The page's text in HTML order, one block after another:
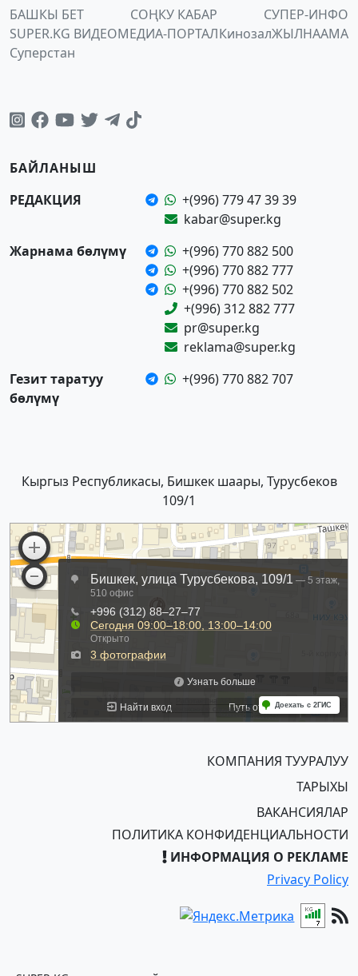
БАШКЫ БЕТ СОҢКУ КАБАР
СУПЕР-ИНФО
SUPER.KG ВИДЕОМЕДИА-ПОРТАЛКинозалЖЫЛНААМА
Суперстан
БАЙЛАНЫШ
РЕДАКЦИЯ
+(996) 779 47 39 39
kabar@super.kg
Жарнама бөлүмү
+(996) 770 882 500
+(996) 770 882 777
+(996) 770 882 502
+(996) 312 882 777
pr@super.kg
reklama@super.kg
Гезит таратуу
бөлүмү
+(996) 770 882 707
Кыргыз Республикасы, Бишкек шаары, Турусбеков
109/1
КОМПАНИЯ ТУУРАЛУУ
ТАРЫХЫ
ВАКАНСИЯЛАР
ПОЛИТИКА КОНФИДЕНЦИАЛЬНОСТИ
ИНФОРМАЦИЯ О РЕКЛАМЕ
Privacy Policy